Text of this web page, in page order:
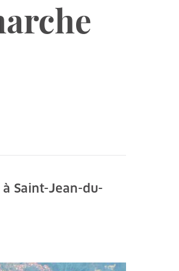
Saint-Jean-du-